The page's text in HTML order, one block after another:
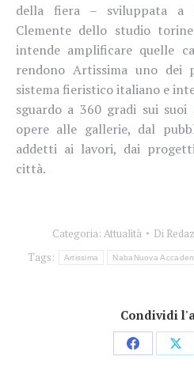
della fiera – sviluppata a
Clemente dello studio
intende amplificare quelle
rendono Artissima uno
sistema fieristico italiano e
sguardo a 360 gradi sui
opere alle gallerie, dal
addetti ai lavori, dai
città.
Categoria: Attualità Di
Tags:
Artissima NabaNuova
Condividi
Condividi